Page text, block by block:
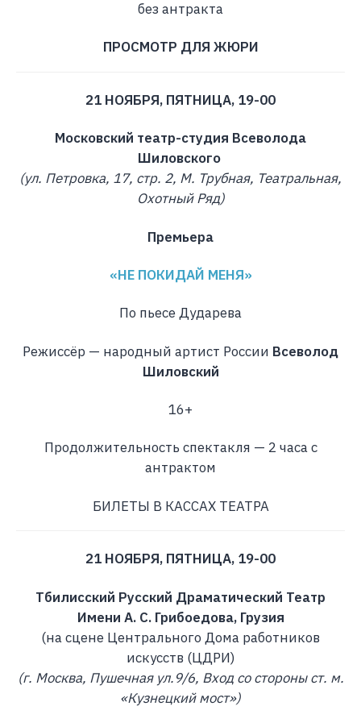
без антракта
ПРОСМОТР ДЛЯ ЖЮРИ
21 НОЯБРЯ, ПЯТНИЦА, 19-00
Московский театр-студия Всеволода
Шиловского
(ул. Петровка, 17, стр. 2, М. Трубная, Театральная,
Охотный Ряд)
Премьера
«НЕ ПОКИДАЙ МЕНЯ»
По пьесе Дударева
Режиссёр — народный артист России Всеволод
Шиловский
16+
Продолжительность спектакля — 2 часа с
антрактом
БИЛЕТЫ В КАССАХ ТЕАТРА
21 НОЯБРЯ, ПЯТНИЦА, 19-00
Тбилисский Русский Драматический Театр
Имени А. С. Грибоедова, Грузия
(на сцене Центрального Дома работников
искусств (ЦДРИ)
(г. Москва, Пушечная ул.9/6, Вход со стороны ст. м.
«Кузнецкий мост»)